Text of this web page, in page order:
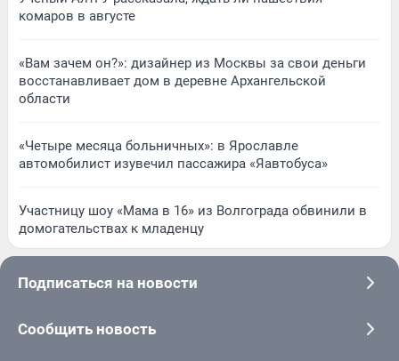
комаров в августе
«Вам зачем он?»: дизайнер из Москвы за свои деньги
восстанавливает дом в деревне Архангельской
области
«Четыре месяца больничных»: в Ярославле
автомобилист изувечил пассажира «Яавтобуса»
Участницу шоу «Мама в 16» из Волгограда обвинили в
домогательствах к младенцу
Подписаться на новости
Сообщить новость